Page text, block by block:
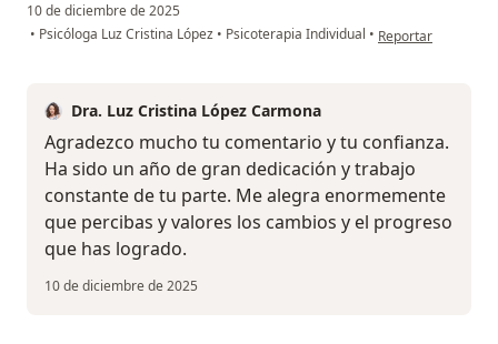
10 de diciembre de 2025
• Psicóloga Luz Cristina López • Psicoterapia Individual • en opinión del
Reportar
Dra. Luz Cristina López Carmona
Agradezco mucho tu comentario y tu confianza.
Ha sido un año de gran dedicación y trabajo
constante de tu parte. Me alegra enormemente
que percibas y valores los cambios y el progreso
que has logrado.
10 de diciembre de 2025